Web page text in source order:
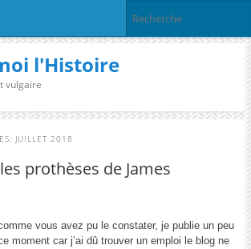
l'Histoire
vulgaire
JUILLET 2018
prothèses de James
vous avez pu le constater, je publie un peu
moment car j’ai dû trouver un emploi le blog ne